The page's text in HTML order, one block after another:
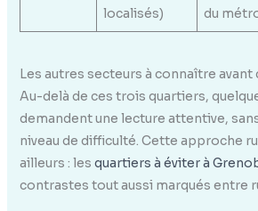
localisés)
du
Les autres secteurs à connaître avant
Au-delà de ces trois quartiers,
demandent une lecture attentive,
niveau de difficulté. Cette approche
ailleurs : les quartiers à éviter à
contrastes tout aussi marqués entre